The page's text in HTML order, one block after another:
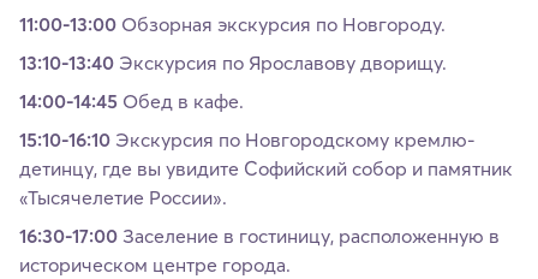
11:00-13:00 Обзорная экскурсия по Новгороду.
13:10-13:40 Экскурсия по Ярославову дворищу.
14:00-14:45 Обед в кафе.
15:10-16:10 Экскурсия по Новгородскому кремлю-
детинцу, где вы увидите Софийский собор и памятник
«Тысячелетие России».
16:30-17:00 Заселение в гостиницу, расположенную в
историческом центре города.